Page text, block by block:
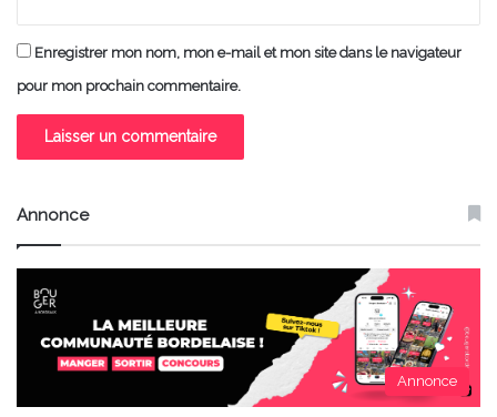
Enregistrer mon nom, mon e-mail et mon site dans le navigateur
pour mon prochain commentaire.
Annonce
Annonce